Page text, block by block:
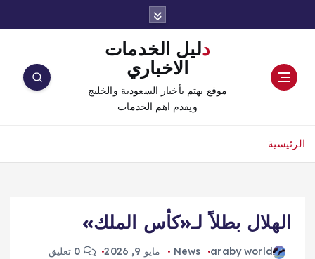
دليل الخدمات
الاخباري
موقع يهتم بأخبار السعودية والخليج
ويقدم اهم الخدمات
الرئيسية
الهلال بطلاً لـ«كأس الملك»
araby world
News مايو 9, 2026